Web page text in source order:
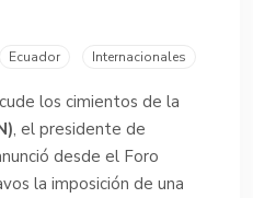
Ecuador Internacionales
los cimientos de la
, el presidente de
desde el Foro
la imposición de una